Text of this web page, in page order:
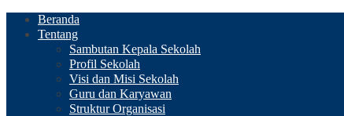
Beranda
Tentang
Sambutan Kepala Sekolah
Profil Sekolah
Visi dan Misi Sekolah
Guru dan Karyawan
Struktur Organisasi